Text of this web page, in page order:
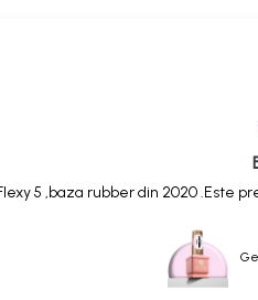
5 ,baza rubber din 2020 .Este